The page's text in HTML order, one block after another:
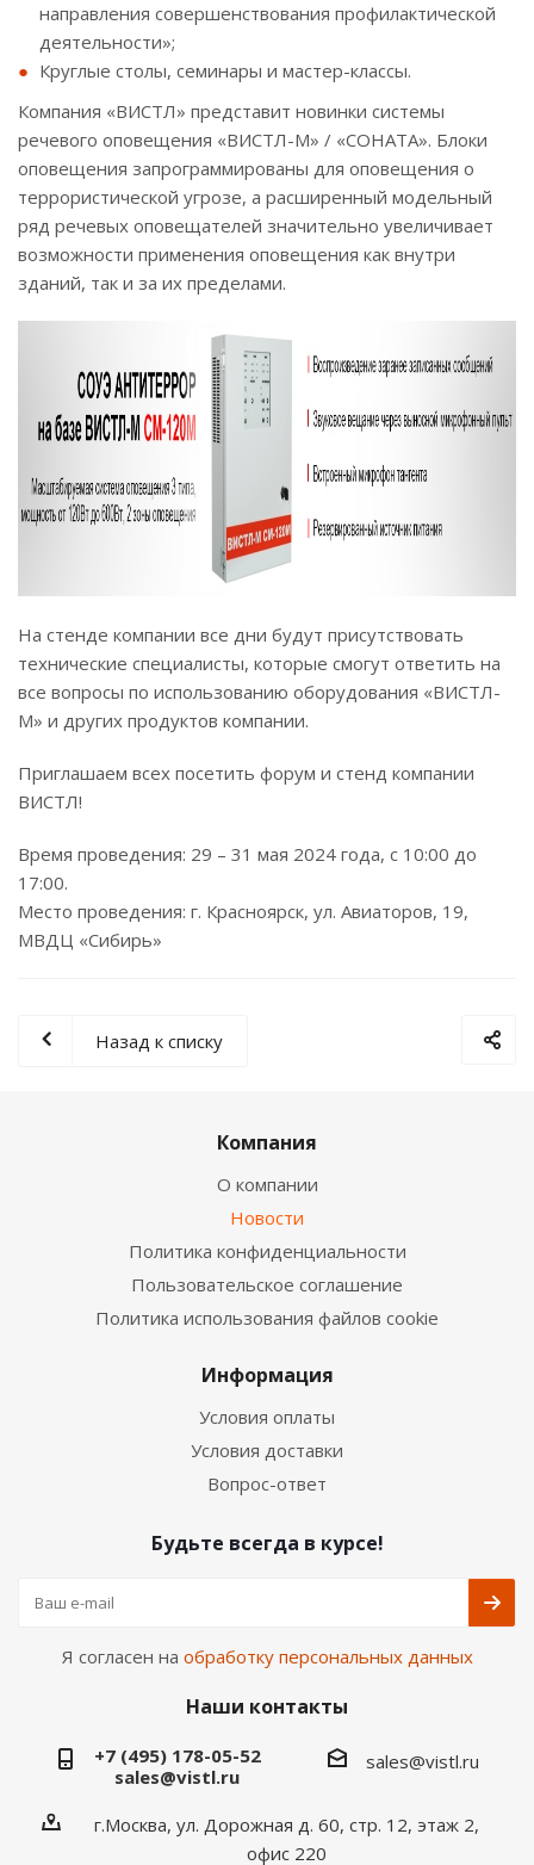
направления совершенствования профилактической
деятельности»;
Круглые столы, семинары и мастер-классы.
Компания «ВИСТЛ» представит новинки системы
речевого оповещения «ВИСТЛ-М» / «СОНАТА». Блоки
оповещения запрограммированы для оповещения о
террористической угрозе, а расширенный модельный
ряд речевых оповещателей значительно увеличивает
возможности применения оповещения как внутри
зданий, так и за их пределами.
На стенде компании все дни будут присутствовать
технические специалисты, которые смогут ответить на
все вопросы по использованию оборудования «ВИСТЛ-
М» и других продуктов компании.
Приглашаем всех посетить форум и стенд компании
ВИСТЛ!
Время проведения: 29 – 31 мая 2024 года, с 10:00 до
17:00.
Место проведения: г. Красноярск, ул. Авиаторов, 19,
МВДЦ «Сибирь»
Назад к списку
Компания
О компании
Новости
Политика конфиденциальности
Пользовательское соглашение
Политика использования файлов cookie
Информация
Условия оплаты
Условия доставки
Вопрос-ответ
Будьте всегда в курсе!
Я согласен на обработку персональных данных
Наши контакты
+7 (495) 178-05-52
sales@vistl.ru
sales@vistl.ru
г.Москва, ул. Дорожная д. 60, стр. 12, этаж 2,
офис 220